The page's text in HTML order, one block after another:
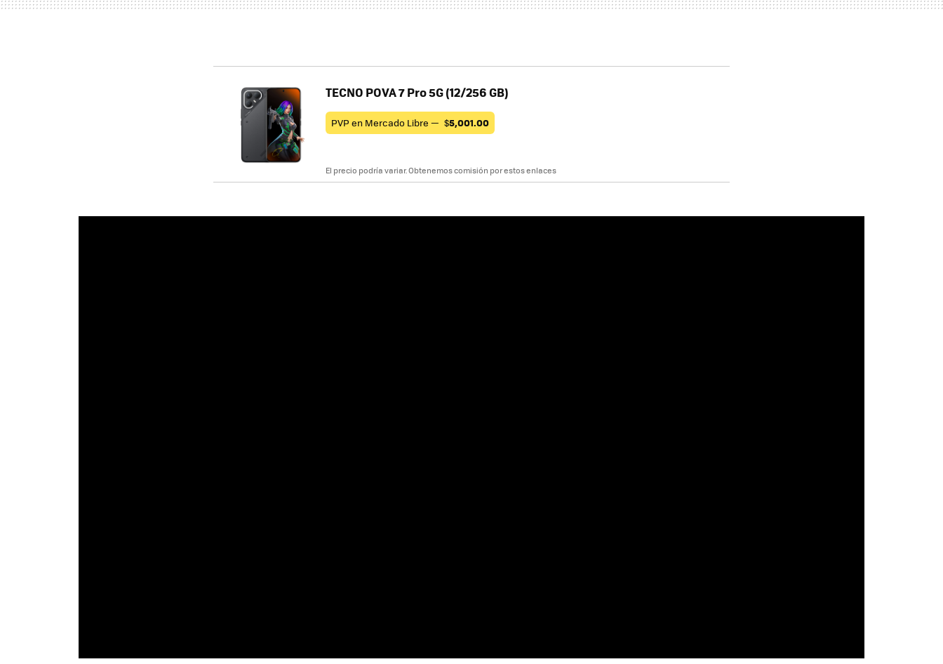
TECNO POVA 7 Pro 5G (12/256 GB)
PVP en Mercado Libre — $5,001.00
El precio podría variar. Obtenemos comisión por estos enlaces